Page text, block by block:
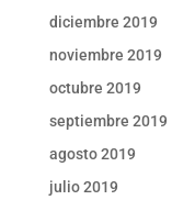
diciembre 2019
noviembre 2019
octubre 2019
septiembre 2019
agosto 2019
julio 2019